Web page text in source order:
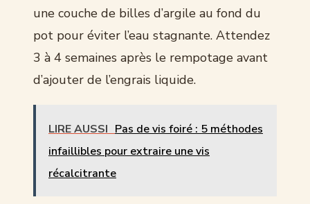
une couche de billes d’argile au fond du
pot pour éviter l’eau stagnante. Attendez
3 à 4 semaines après le rempotage avant
d’ajouter de l’engrais liquide.
LIRE AUSSI Pas de vis foiré : 5 méthodes
infaillibles pour extraire une vis
récalcitrante